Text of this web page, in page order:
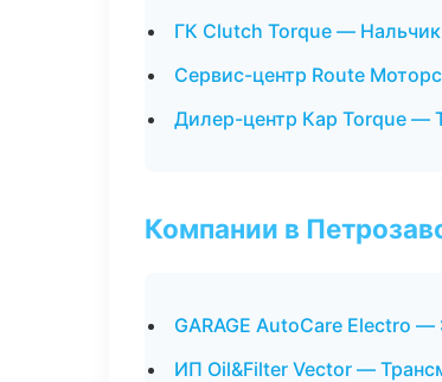
ГК Clutch Torque — Нальчик
Сервис-центр Route
Дилер-центр Кар Torque —
Компании в
GARAGE AutoCare Electro
ИП Oil&Filter Vector —